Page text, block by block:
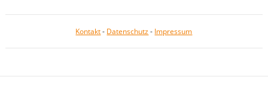
Kontakt- Datenschutz- Impressum